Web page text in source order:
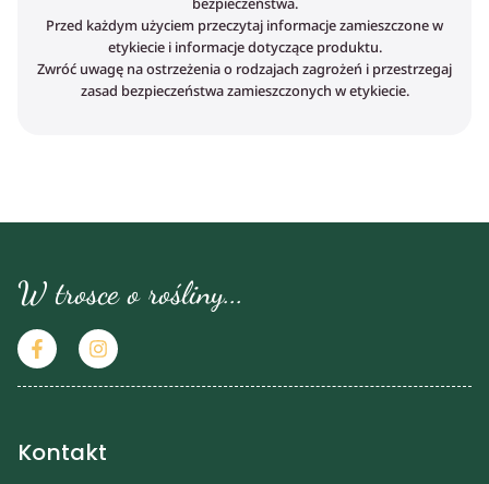
Przed każdym użyciem przeczytaj informacje zamieszczone w
etykiecie i informacje dotyczące produktu.
Zwróć uwagę na ostrzeżenia o rodzajach zagrożeń i przestrzegaj
zasad bezpieczeństwa zamieszczonych w etykiecie.
W trosce o rośliny...
Kontakt